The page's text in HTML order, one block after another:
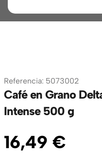
Referencia: 5073002
Café en Grano
Intense 500 g
16,49 €